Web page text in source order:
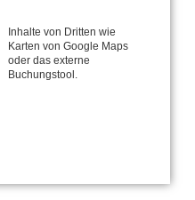
Inhalte von Dritten wie
Karten von Google Maps
oder das externe
Buchungstool.